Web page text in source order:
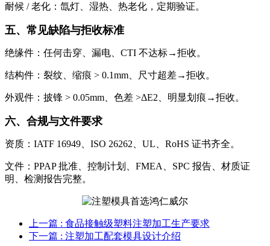
耐候 / 老化：氙灯、湿热、热老化，定期验证。
五、常见缺陷与拒收标准
绝缘件：任何击穿、漏电、CTI 不达标→拒收。
结构件：裂纹、缩痕 > 0.1mm、尺寸超差→拒收。
外观件：披锋 > 0.05mm、色差 >ΔE2、明显划痕→拒收。
六、合规与文件要求
资质：IATF 16949、ISO 26262、UL、RoHS 证书齐全。
文件：PPAP 批准、控制计划、FMEA、SPC 报告、材质证
明、检测报告完整。
上一篇 : 食品接触级塑料注塑加工生产要求
下一篇 : 注塑加工配套模具设计介绍